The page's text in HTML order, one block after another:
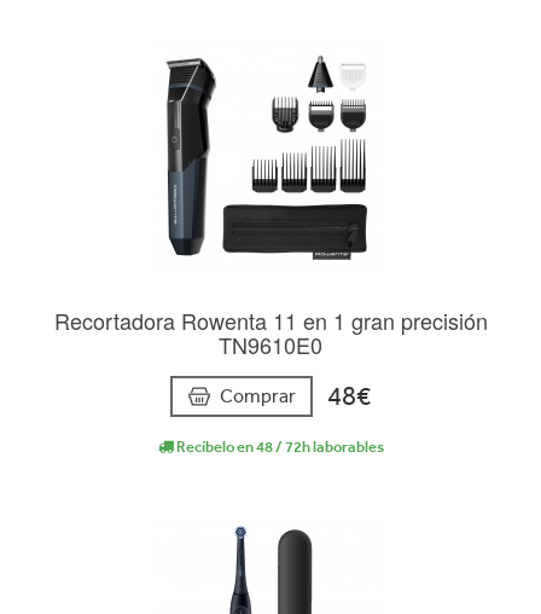
Recortadora Rowenta 11 en 1 gran precisión
TN9610E0
Comprar 48€
Recíbelo en 48 / 72h laborables